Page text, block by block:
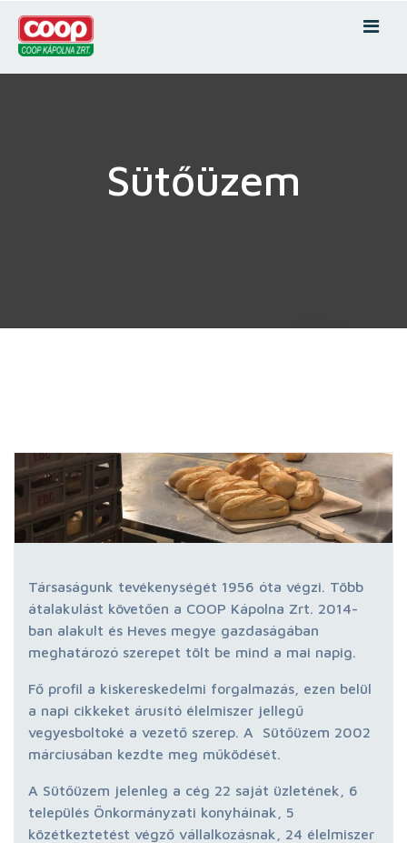
Sütőüzem
Társaságunk tevékenységét 1956 óta végzi. Több
átalakulást követően a COOP Kápolna Zrt. 2014-
ban alakult és Heves megye gazdaságában
meghatározó szerepet tölt be mind a mai napig.
Fő profil a kiskereskedelmi forgalmazás, ezen belül
a napi cikkeket árusító élelmiszer jellegű
vegyesboltoké a vezető szerep. A Sütőüzem 2002
márciusában kezdte meg működését.
A Sütőüzem jelenleg a cég 22 saját üzletének, 6
település Önkormányzati konyháinak, 5
közétkeztetést végző vállalkozásnak, 24 élelmiszer